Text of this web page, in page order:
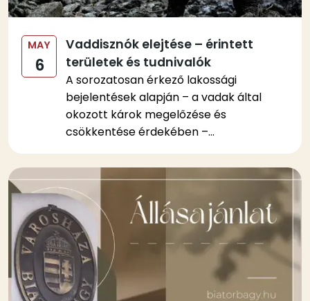
MAY
6
Vaddisznók elejtése – érintett
területek és tudnivalók
A sorozatosan érkező lakossági
bejelentések alapján – a vadak által
okozott károk megelőzése és
csökkentése érdekében –...
Kép